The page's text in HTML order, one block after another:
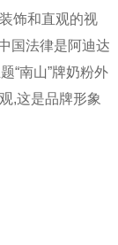
饰和直观的视
国法律是阿迪达
“南山”牌奶粉外
,这是品牌形象